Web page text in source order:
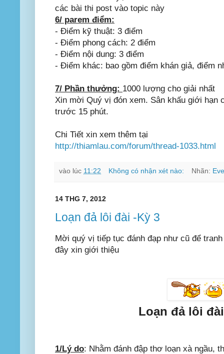
các bài thi post vào topic này
6/ parem điểm:
- Điểm kỹ thuật: 3 điểm
- Điểm phong cách: 2 điểm
- Điểm nội dung: 3 điểm
- Điểm khác: bao gồm điểm khán giả, điểm
7/ Phần thưởng: 1000 lượng cho giải nhất
Xin mời Quý vị đón xem. Sân khấu giới hạn
trước 15 phút.
Chi Tiết xin xem thêm tại
http://thiamlau.com/forum/thread-1033.html
vào lúc 11:22 Không có nhận xét nào: Nhãn:
14 THG 7, 2012
Loạn đả lôi đài -Kỳ 3
Mời quý vị tiếp tục đánh đạp như cũ để
đây xin giới thiệu
Loạn đả lôi
1/Lý do: Nhằm đánh đập thơ loạn xà ngầu,